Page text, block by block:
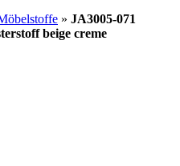
» JA3005-071
beige creme